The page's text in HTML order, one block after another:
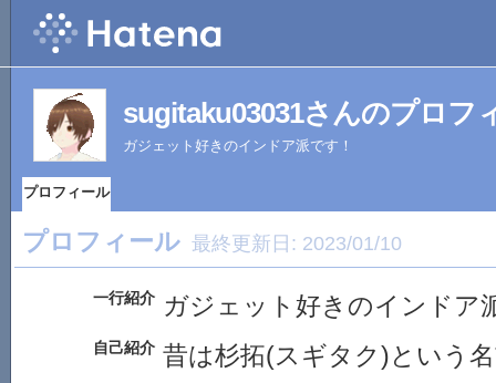
sugitaku03031さんのプロフ
ガジェット好きのインドア派です！
プロフィール
プロフィール 最終更新日: 2023/01/10
一行紹介 ガジェット好きのインドア
自己紹介 昔は杉拓(スギタク)という